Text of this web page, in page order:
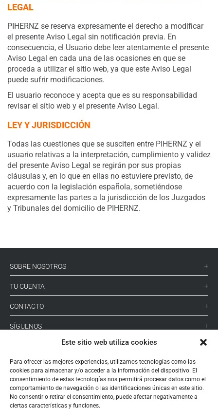
Este sitio web utiliza cookies
Para ofrecer las mejores experiencias, utilizamos tecnologías como las
cookies para almacenar y/o acceder a la información del dispositivo. El
consentimiento de estas tecnologías nos permitirá procesar datos como el
comportamiento de navegación o las identificaciones únicas en este sitio.
No consentir o retirar el consentimiento, puede afectar negativamente a
ciertas características y funciones.
LEGAL
PIHERNZ se reserva expresamente el derecho a modificar
el presente Aviso Legal sin notificación previa. En
consecuencia, el Usuario debe leer atentamente el presente
Aviso Legal en cada una de las ocasiones en que se
proceda a utilizar el sitio web, ya que este Aviso Legal
puede sufrir modificaciones.
El usuario reconoce y acepta que es su responsabilidad
revisar el sitio web y el presente Aviso Legal.
LEY Y JURISDICCIÓN
Todas las cuestiones que se susciten entre PIHERNZ y el
usuario relativas a la interpretación, cumplimiento y validez
del presente Aviso Legal se regirán por sus propias
cláusulas y, en lo que en ellas no estuviere previsto, de
acuerdo con la legislación española, sometiéndose
expresamente las partes a la jurisdicción de los Juzgados
y Tribunales del domicilio de PIHERNZ.
SOBRE NOSOTROS
TU CUENTA
CONTACTO
SÍGUENOS
+ 34 933 348 800
info@pihernz.com